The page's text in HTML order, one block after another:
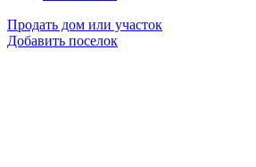
Продать дом или участок
Добавить поселок